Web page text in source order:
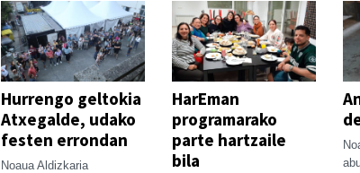
Hurrengo geltokia
Atxegalde, udako
festen errondan
Noaua Aldizkaria
HarEman
programarako
parte hartzaile
bila